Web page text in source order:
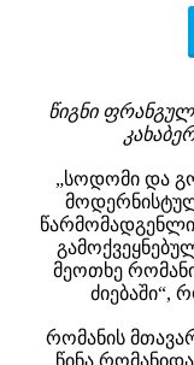
წიგნი
„სოდომი და
მეოთხე
ძიებაში“,
რომანის
წინა